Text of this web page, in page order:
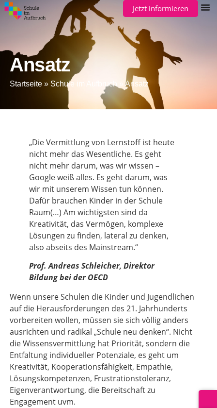
Jetzt informieren
Ansatz
Startseite » Schule im Aufbruch » Ansatz
„Die Vermittlung von Lernstoff ist heute
nicht mehr das Wesentliche. Es geht
nicht mehr darum, was wir wissen –
Google weiß alles. Es geht darum, was
wir mit unserem Wissen tun können.
Dafür brauchen Kinder in der Schule
Raum(…) Am wichtigsten sind da
Kreativität, das Vermögen, komplexe
Lösungen zu finden, lateral zu denken,
also abseits des Mainstream.“
Prof. Andreas Schleicher, Direktor
Bildung bei der OECD
Wenn unsere Schulen die Kinder und Jugendlichen
auf die Herausforderungen des 21. Jahrhunderts
vorbereiten wollen, müssen sie sich völlig anders
ausrichten und radikal „Schule neu denken“. Nicht
die Wissensvermittlung hat Priorität, sondern die
Entfaltung individueller Potenziale, es geht um
Kreativität, Kooperationsfähigkeit, Empathie,
Lösungskompetenzen, Frustrationstoleranz,
Eigenverantwortung, die Bereitschaft zu
Engagement uvm.